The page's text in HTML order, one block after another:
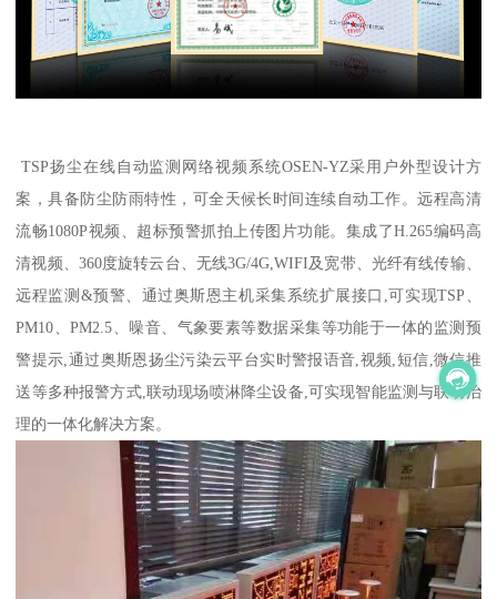
TSP扬尘在线自动监测网络视频系统OSEN-YZ采用户外型设计方
案，具备防尘防雨特性，可全天候长时间连续自动工作。远程高清
流畅1080P视频、超标预警抓拍上传图片功能。集成了H.265编码高
清视频、360度旋转云台、无线3G/4G,WIFI及宽带、光纤有线传输、
远程监测&预警、通过奥斯恩主机采集系统扩展接口,可实现TSP、
PM10、PM2.5、噪音、气象要素等数据采集等功能于一体的监测预
警提示,通过奥斯恩扬尘污染云平台实时警报语音,视频,短信,微信推
送等多种报警方式,联动现场喷淋降尘设备,可实现智能监测与联动治
理的一体化解决方案。